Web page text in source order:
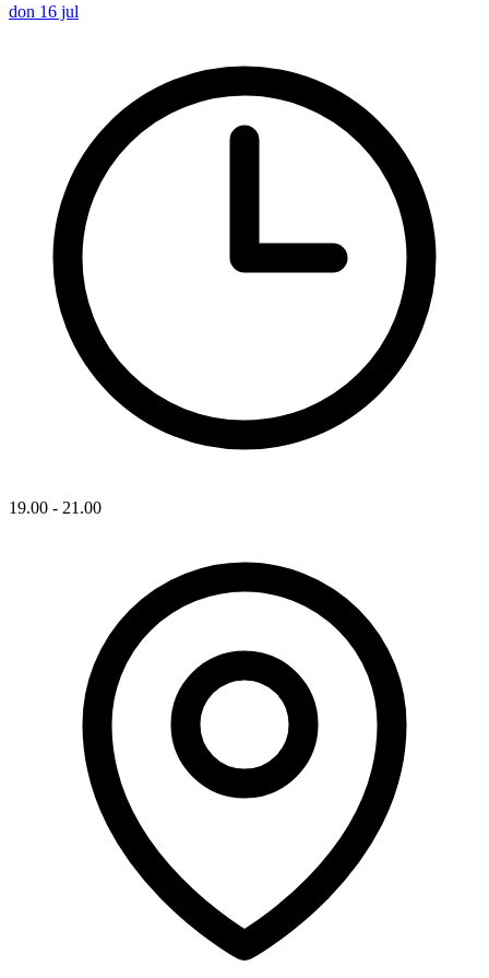
don 16 jul
19.00 - 21.00